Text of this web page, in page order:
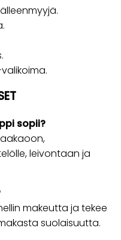
sopii?
leivontaan ja
makeutta ja tekee
suolaisuutta.